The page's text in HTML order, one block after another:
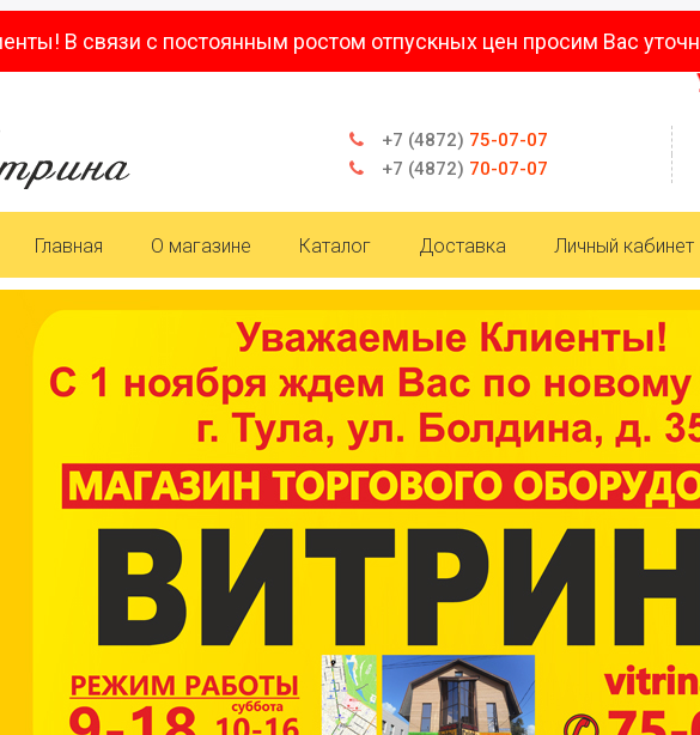
В связи с постоянным ростом отпускных цен просим Вас
+7 (4872) 75-07-07
+7 (4872) 70-07-07
Главная О магазине Каталог Доставка Личный кабинет